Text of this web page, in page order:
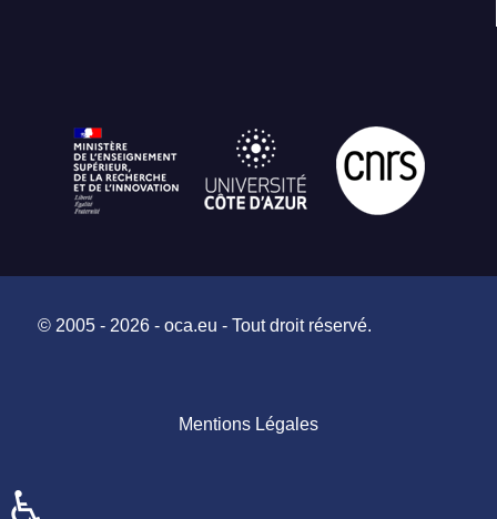
© 2005 - 2026 - oca.eu - Tout droit réservé.
Mentions Légales